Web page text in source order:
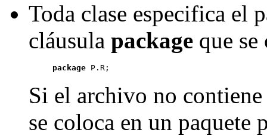
Toda clase especifica el
cláusula package que
package
Si el archivo no contiene
se coloca en un paquete